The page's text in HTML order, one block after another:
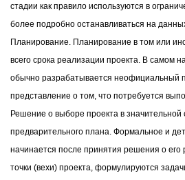
стадии как правило используются в
более подробно останавливаться на
Планирование. Планирование в том или
всего срока реализации проекта. В самом
обычно разрабатывается неофициальный
представление о том, что потребуется
Решение о выборе проекта в
предварительного плана. Формальное и
начинается после принятия решения о
точки (вехи) проекта, формулируются